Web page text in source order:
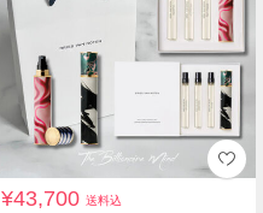
¥43,700送料込